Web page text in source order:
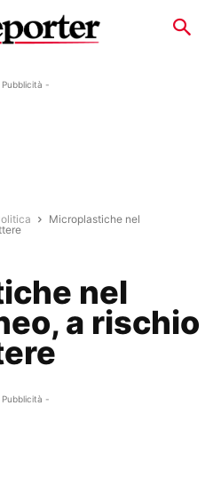
-
Microplastiche nel
nel
a rischio
-